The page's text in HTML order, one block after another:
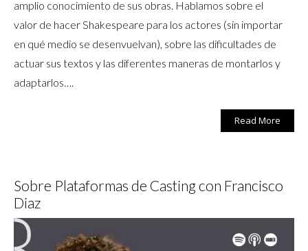
amplio conocimiento de sus obras. Hablamos sobre el
valor de hacer Shakespeare para los actores (sin importar
en qué medio se desenvuelvan), sobre las dificultades de
actuar sus textos y las diferentes maneras de montarlos y
adaptarlos….
Read More
Sobre Plataformas de Casting con Francisco
Diaz